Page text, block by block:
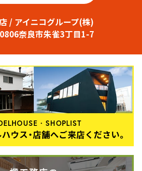
/ アイニコグループ(株)
奈良市朱雀3丁目1-7
・SHOPLIST
ウス・店舗へご来店ください。